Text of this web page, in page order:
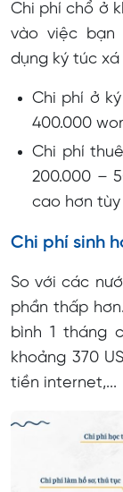
Chi phí chổ ở
vào việc bạn
dụng ký túc
Chi phí ở
400.000
Chi phí
200.000 –
cao hơn tùy
Chi phí sinh
So với các
phần thấp
bình 1 tháng
khoảng 370
tiền internet,...